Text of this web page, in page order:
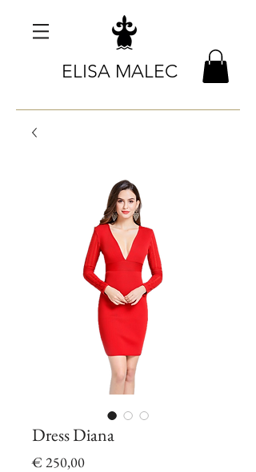
ELISA MALEC
Dress Diana
€ 250,00Preis